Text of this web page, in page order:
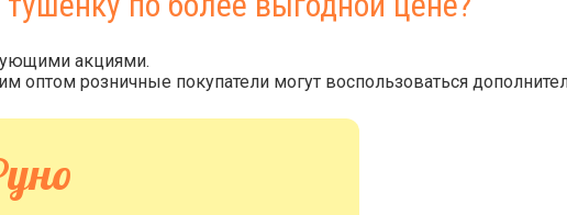
акциями.
оптом розничные покупатели могут воспользоваться